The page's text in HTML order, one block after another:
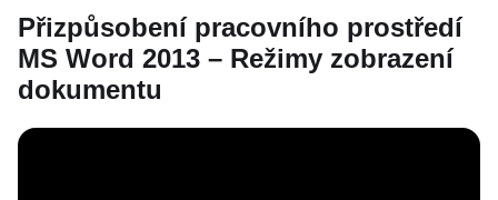
Přizpůsobení pracovního prostředí
MS Word 2013 – Režimy zobrazení
dokumentu